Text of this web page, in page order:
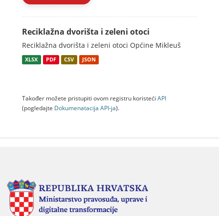
Reciklažna dvorišta i zeleni otoci
Reciklažna dvorišta i zeleni otoci Općine Mikleuš
XLSX PDF CSV JSON
Također možete pristupiti ovom registru koristeći API
(pogledajte Dokumenаtаcijа API-jа).